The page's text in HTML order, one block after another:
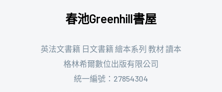
春池Greenhill書屋
英法文書籍 日文書籍 繪本系列 教材 讀本
格林希爾數位出版有限公司
統一編號：27854304